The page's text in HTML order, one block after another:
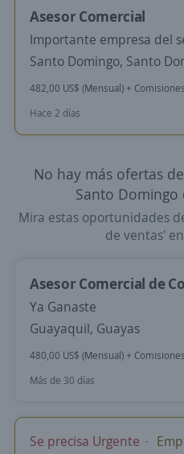
Asesor Comercial
Importante empresa del
Santo Domingo, Santo
482,00 US$ (Mensual) + Comisiones
Hace 2 días
No hay más ofertas
Santo Domingo
Mira estas oportunidades
de ventas'
Asesor Comercial de
Ya Ganaste
Guayaquil, Guayas
480,00 US$ (Mensual) + Comisiones
Más de 30 días
Se precisa Urgente